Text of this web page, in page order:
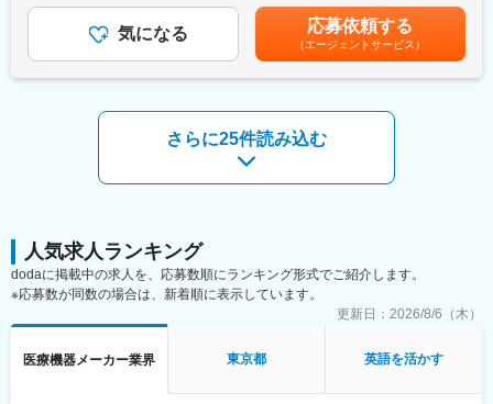
ライム市場上場のメーカーです。世界屈指の「流体制御」技術を
もとに、社会インフラや命を支えています。多数のトップ級シェ
ア製品をもちながらも、新規事業などの新たな試みも多数展開し
ており、若手から活躍できる風土もございます。
変更の範囲：会社の定める業務
MeRiT/PRT/AIMS/PROVE/ForTune
■仕事で関わる相手：
・社外：顧客（技術部、製造部）
■キャリアパス(例)：
フィールドエンジニア→スペシャリスト
フィールドエンジニア→チームリーダー→マネジメント
変更の範囲：会社の定める業務
額であり、選考を通じて上下する可能性があります。月給(月額)は
固定手当を含めた表記です。
気になる 応募依頼する
（エージェントサービス）
さらに25件読み込む
人気求人ランキング
dodaに掲載中の求人を、応募数順にランキング形式でご紹介します。
※応募数が同数の場合は、新着順に表示しています。
更新日： 2026/8/6（木）
医療機器メーカー業界 東京都 英語を活かす